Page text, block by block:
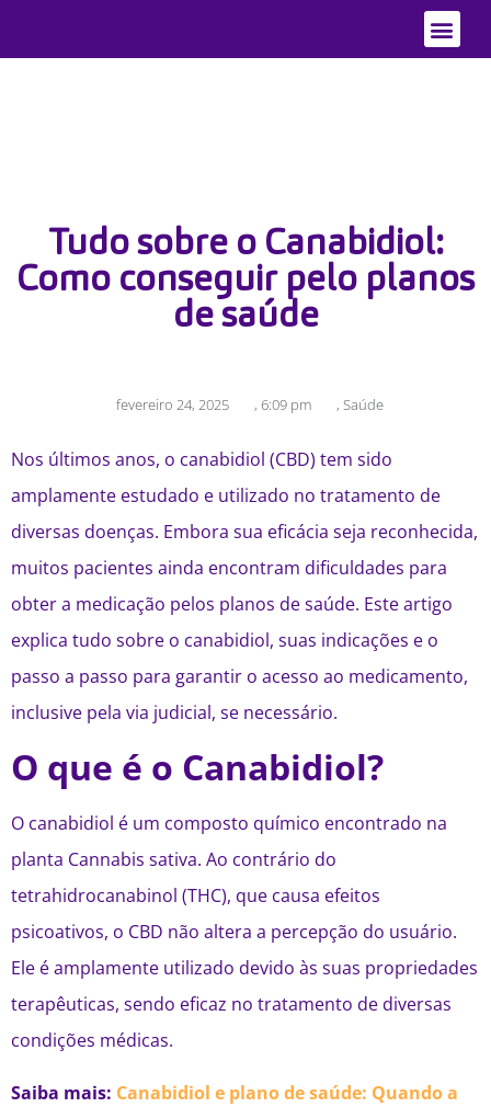
Tudo sobre o Canabidiol:
Como conseguir pelo planos
de saúde
fevereiro 24, 2025 , 6:09 pm , Saúde
Nos últimos anos, o canabidiol (CBD) tem sido
amplamente estudado e utilizado no tratamento de
diversas doenças. Embora sua eficácia seja reconhecida,
muitos pacientes ainda encontram dificuldades para
obter a medicação pelos planos de saúde. Este artigo
explica tudo sobre o canabidiol, suas indicações e o
passo a passo para garantir o acesso ao medicamento,
inclusive pela via judicial, se necessário.
O que é o Canabidiol?
O canabidiol é um composto químico encontrado na
planta Cannabis sativa. Ao contrário do
tetrahidrocanabinol (THC), que causa efeitos
psicoativos, o CBD não altera a percepção do usuário.
Ele é amplamente utilizado devido às suas propriedades
terapêuticas, sendo eficaz no tratamento de diversas
condições médicas.
Saiba mais: Canabidiol e plano de saúde: Quando a